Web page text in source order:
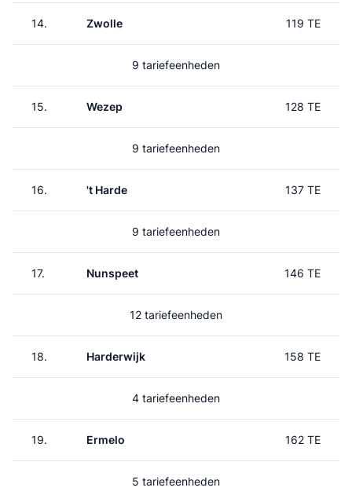
14. Zwolle 119 TE
9 tariefeenheden
15. Wezep 128 TE
9 tariefeenheden
16. 't Harde 137 TE
9 tariefeenheden
17. Nunspeet 146 TE
12 tariefeenheden
18. Harderwijk 158 TE
4 tariefeenheden
19. Ermelo 162 TE
5 tariefeenheden